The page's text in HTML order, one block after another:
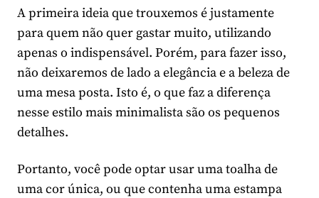
A primeira ideia que trouxemos é justamente
para quem não quer gastar muito, utilizando
apenas o indispensável. Porém, para fazer isso,
não deixaremos de lado a elegância e a beleza de
uma mesa posta. Isto é, o que faz a diferença
nesse estilo mais minimalista são os pequenos
detalhes.
Portanto, você pode optar usar uma toalha de
uma cor única, ou que contenha uma estampa